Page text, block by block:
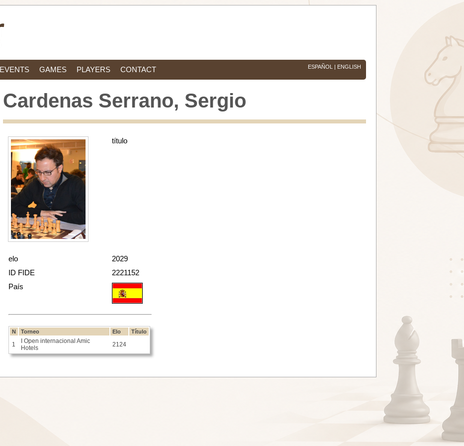
EVENTS GAMES PLAYERS CONTACT ESPAÑOL | ENGLISH
Cardenas Serrano, Sergio
título
elo
2029
ID FIDE
2221152
País
N Torneo Elo Título
1
I Open internacional Amic
Hotels
2124